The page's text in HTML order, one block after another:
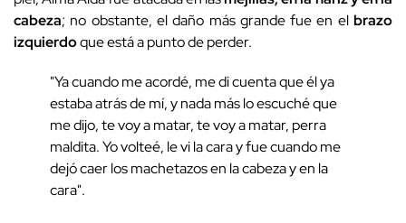
cabeza; no obstante, el daño más grande fue en el brazo
izquierdoque está a punto de perder.
"Ya cuando me acordé, me di cuenta que él ya
estaba atrás de mí, y nada más lo escuché que
me dijo, te voy a matar, te voy a matar, perra
maldita. Yo volteé, le vi la cara y fue cuando me
dejó caer los machetazos en la cabeza y en la
cara".